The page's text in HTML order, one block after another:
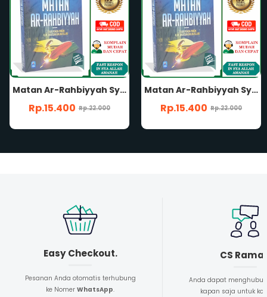
Matan Ar-Rahbiyyah Syair Pokok-Pokok Ilmu Warisan Dalam Islam Karya Abu Abdullah Muhammad bin Ali bin Muhammad bin Al-Hasan Al-Rahbi Penerbit Pustaka Arafah
Rp.15.400 Rp.22.000
Matan Ar-Rahbiyyah Syair Pokok-Pokok Ilmu Warisan Dalam Islam Karya Abu Abdullah Muhammad bin Ali bin Muhammad bin Al-Hasan Al-Rahbi Penerbit Pustaka Arafah
Rp.15.400 Rp.22.000
Easy Checkout.
Pesanan Anda otomatis terhubung
ke NomerWhatsApp.
CS
Anda dapat
kapan saja untuk